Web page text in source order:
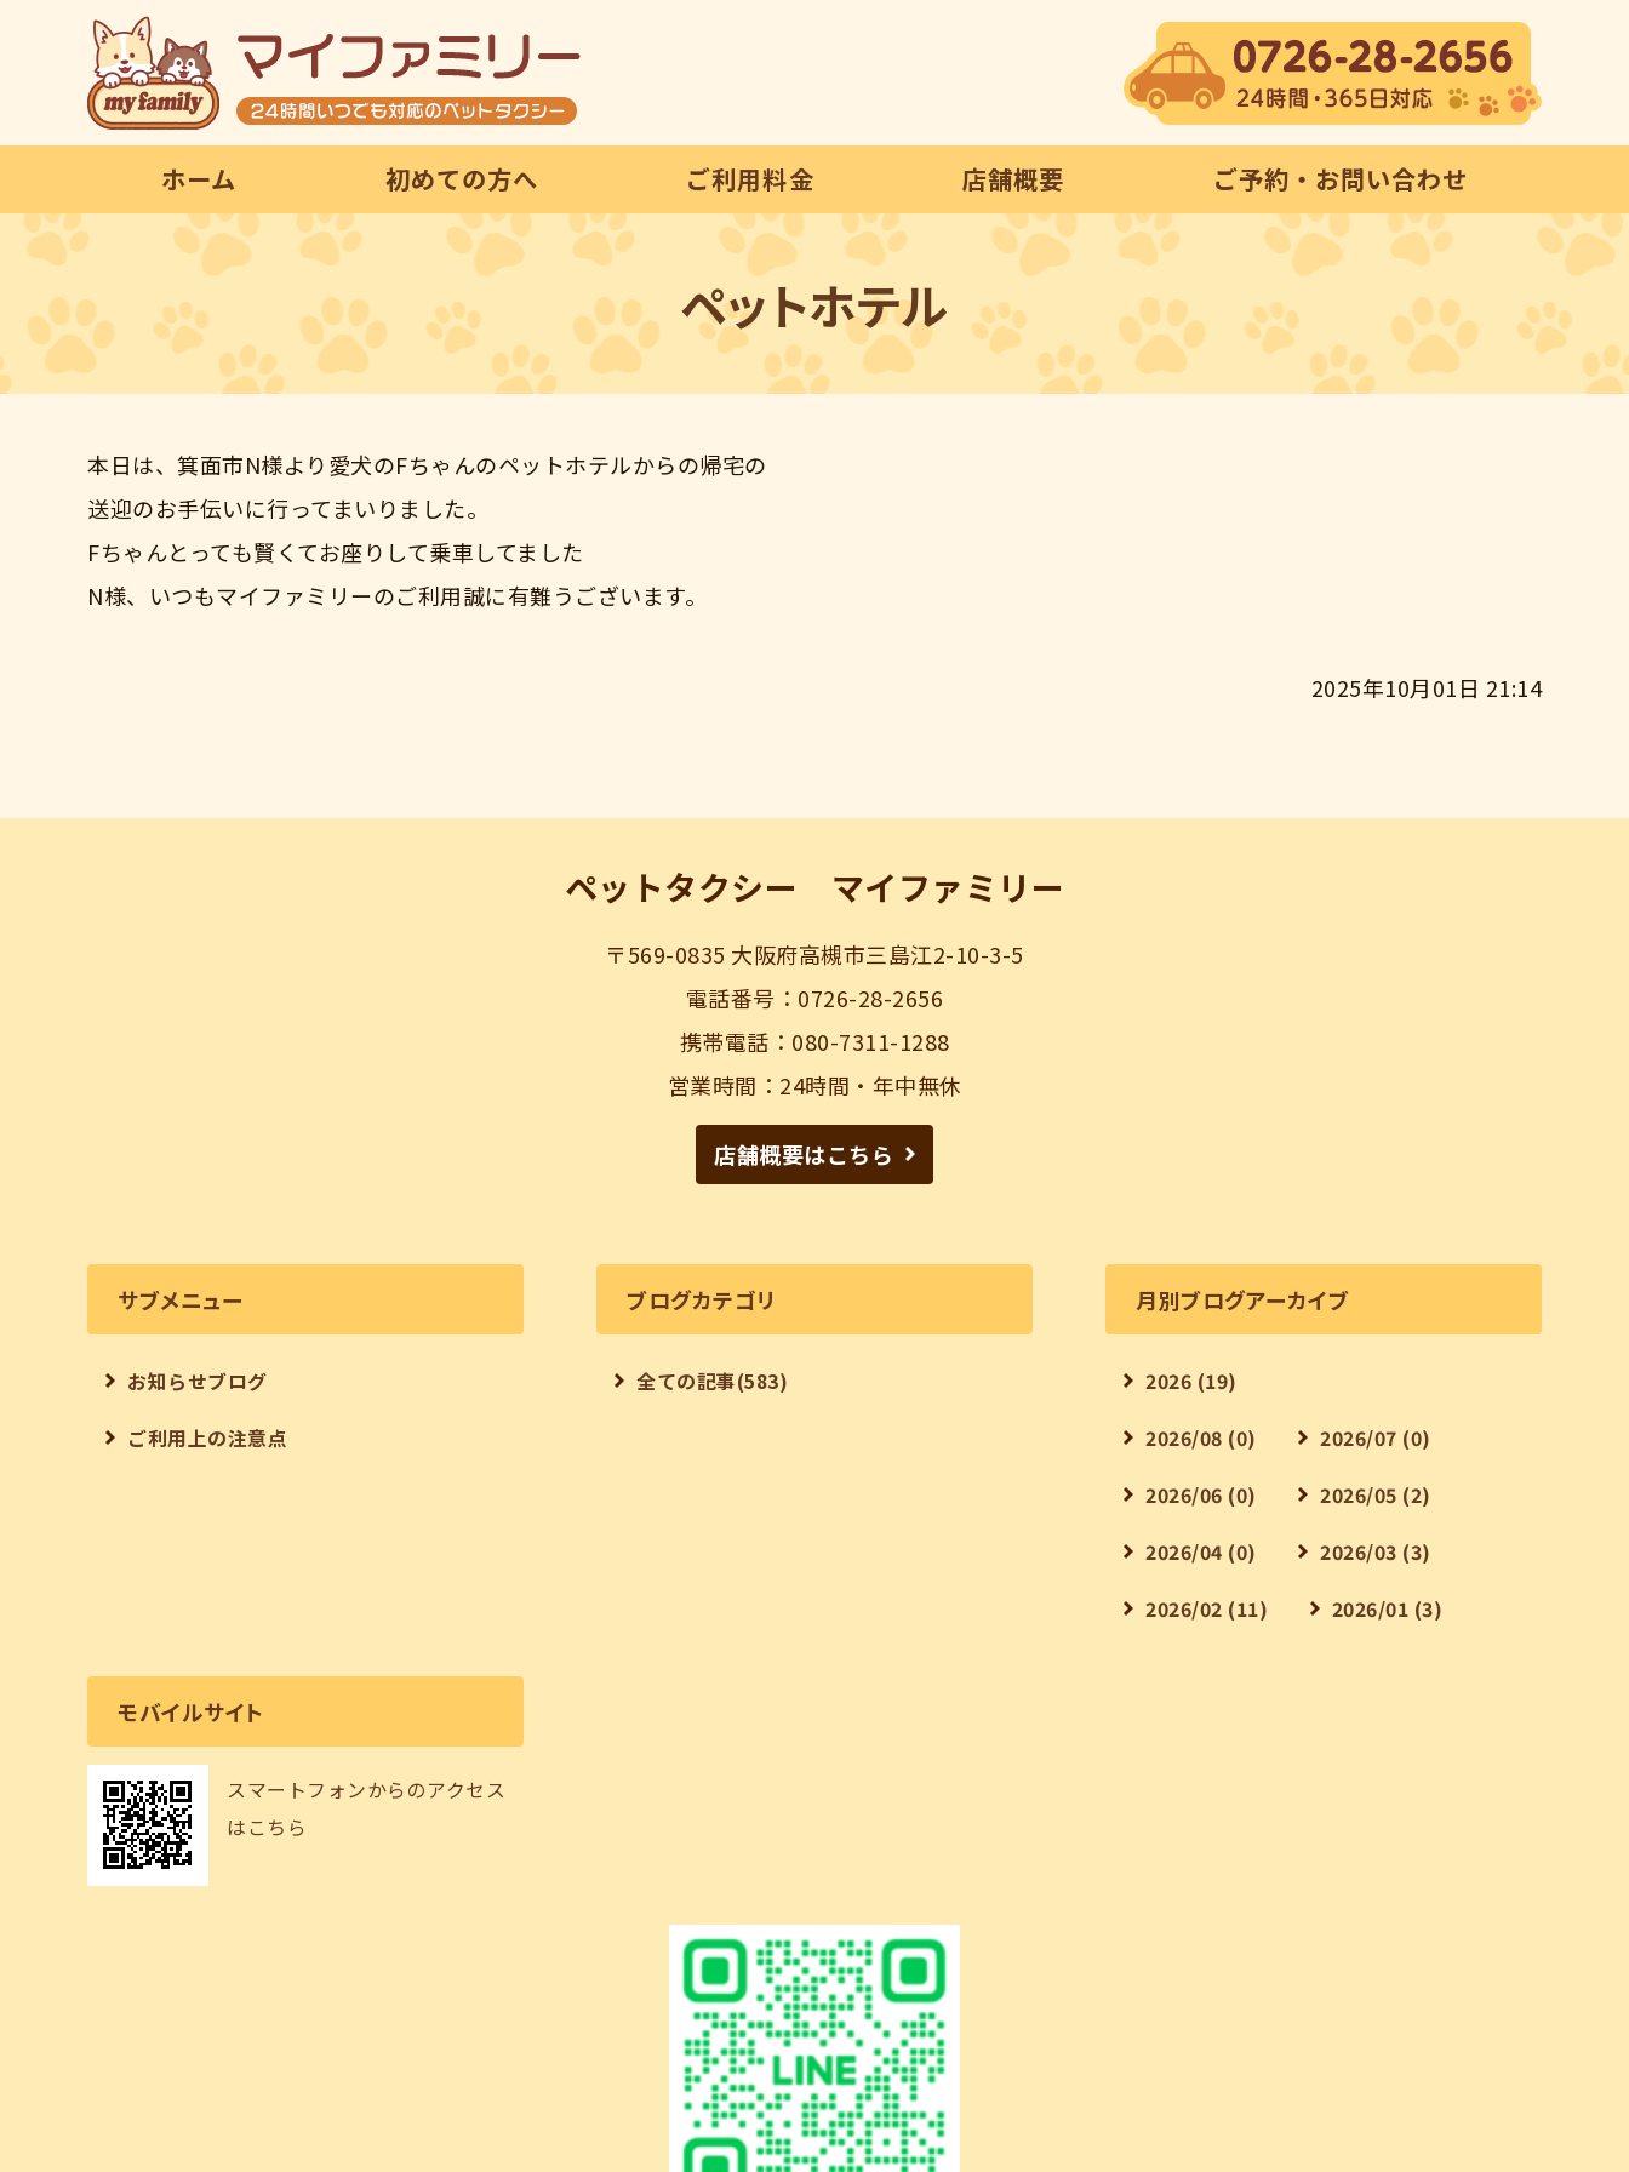
ホーム 初めての方へ ご利用料金 店舗概要 ご予約・お問い合わせ
ペットホテル
本日は、箕面市N様より愛犬のFちゃんのペットホテルからの帰宅の
送迎のお手伝いに行ってまいりました。
Fちゃんとっても賢くてお座りして乗車してました
N様、いつもマイファミリーのご利用誠に有難うございます。
2025年10月01日 21:14
ペットタクシー マイファミリー
〒569-0835 大阪府高槻市三島江2-10-3-5
電話番号：0726-28-2656
携帯電話：080-7311-1288
営業時間：24時間・年中無休
店舗概要はこちら
サブメニュー
お知らせブログ
ご利用上の注意点
ブログカテゴリ
全ての記事(583)
月別ブログアーカイブ
2026 (19)
2026/08 (0) 2026/07 (0)
2026/06 (0) 2026/05 (2)
2026/04 (0) 2026/03 (3)
2026/02 (11) 2026/01 (3)
モバイルサイト
スマートフォンからのアクセス
はこちら